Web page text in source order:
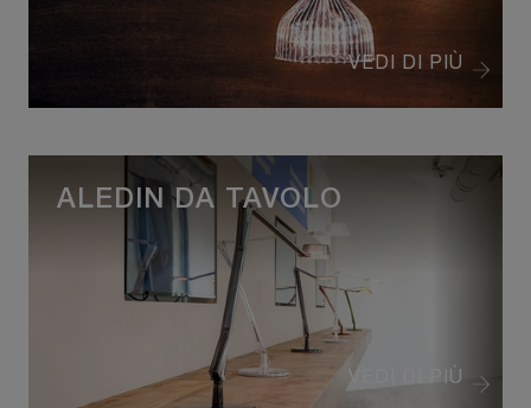
VEDI DI PIÙ
VEDI DI PIÙ
ALEDIN DA TAVOLO